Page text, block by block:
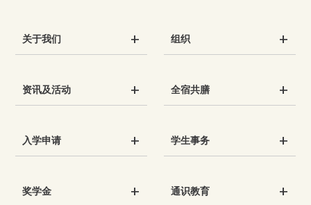
关于我们 组织
资讯及活动 全宿共膳
入学申请 学生事务
奖学金 通识教育